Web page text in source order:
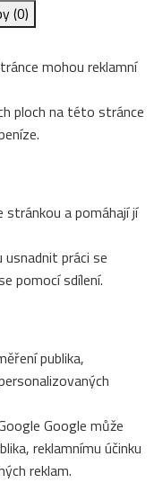
(0)
mohou reklamní
ploch na této stránce
stránkou a pomáhají jí
práci se
pomocí sdílení.
publika,
Google může
reklamnímu účinku
reklam.